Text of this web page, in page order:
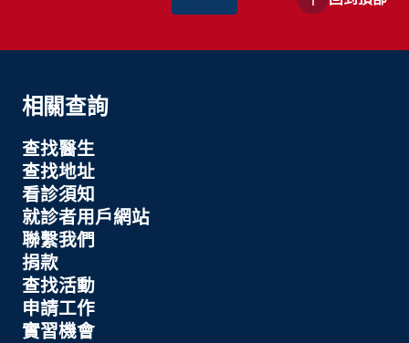
相關查詢
查找醫生
查找地址
看診須知
就診者用戶網站
聯繫我們
捐款
查找活動
申請工作
實習機會